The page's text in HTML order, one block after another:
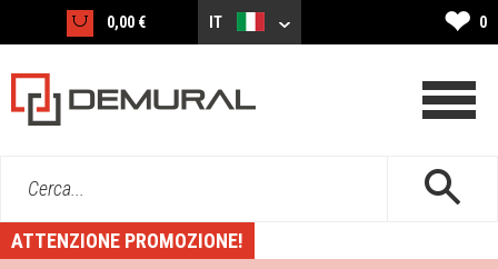
0,00 € IT ❤ 0
Cerca...
ATTENZIONE PROMOZIONE!